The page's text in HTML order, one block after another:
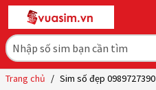
Trang chủ / Sim số đẹp 0989727390